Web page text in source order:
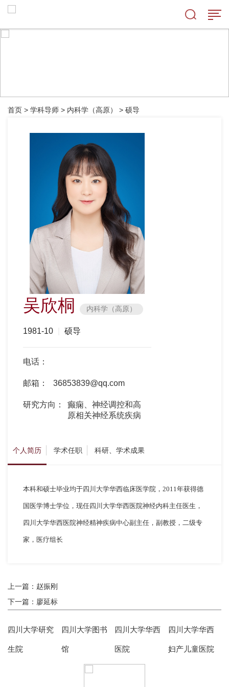
首页 > 学科导师 > 内科学（高原） > 硕导
吴欣桐 内科学（高原）
1981-10 硕导
电话：
邮箱： 36853839@qq.com
研究方向：
癫痫、神经调控和高
原相关神经系统疾病
个人简历 学术任职 科研、学术成果
本科和硕士毕业均于四川大学华西临床医学院， 2011年获得德
国医学博士学位，现任四川大学华西医院神经内科主任医生，
四川大学华西医院神经精神疾病中心副主任 ，副教授，二级专
家，医疗组长
上一篇：赵振刚
下一篇：廖延标
四川大学研究
生院
四川大学图书
馆
四川大学华西
医院
四川大学华西
妇产儿童医院